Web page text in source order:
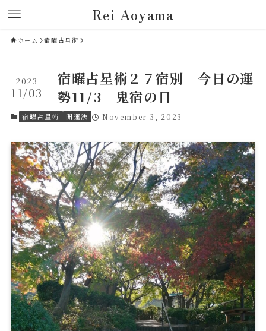
Rei Aoyama
ホーム 宿曜占星術
宿曜占星術２７宿別 今日の運
勢11/3 鬼宿の日
2023
11/03
宿曜占星術 開運法 November 3, 2023